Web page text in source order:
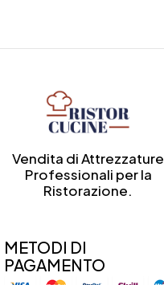
Vendita di Attrezzature
Professionali per la
Ristorazione.
METODI DI
PAGAMENTO